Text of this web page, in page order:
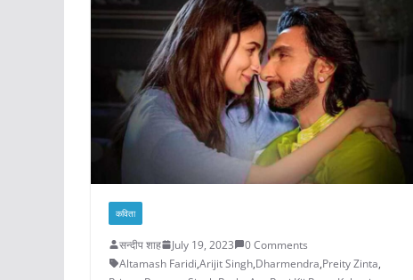
कविता
सन्दीप शाह July 19, 2023
0 Comments
Altamash Faridi,Arijit Singh,Dharmendra,Preity Zinta,